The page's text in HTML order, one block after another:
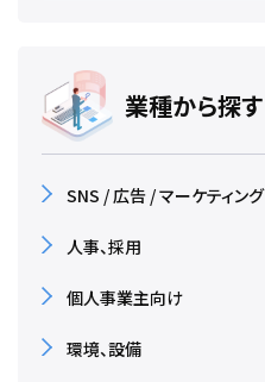
業種から探す
SNS / 広告 / マーケティング
人事、採用
個人事業主向け
環境、設備